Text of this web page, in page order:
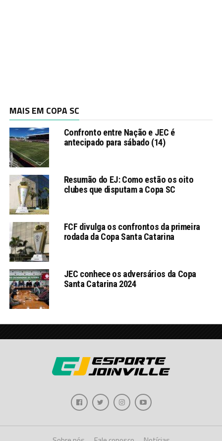
MAIS EM COPA SC
Confronto entre Nação e JEC é
antecipado para sábado (14)
Resumão do EJ: Como estão os oito
clubes que disputam a Copa SC
FCF divulga os confrontos da primeira
rodada da Copa Santa Catarina
JEC conhece os adversários da Copa
Santa Catarina 2024